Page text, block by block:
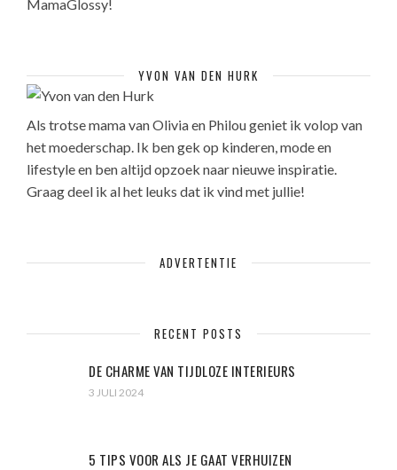
MamaGlossy!
YVON VAN DEN HURK
Als trotse mama van Olivia en Philou geniet ik volop van
het moederschap. Ik ben gek op kinderen, mode en
lifestyle en ben altijd opzoek naar nieuwe inspiratie.
Graag deel ik al het leuks dat ik vind met jullie!
ADVERTENTIE
RECENT POSTS
DE CHARME VAN TIJDLOZE INTERIEURS
3 JULI 2024
5 TIPS VOOR ALS JE GAAT VERHUIZEN